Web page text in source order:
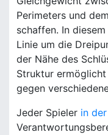
Perimeters und
schaffen. In
Linie um die
der Nähe des
Struktur
gegen
Jeder Spieler in der